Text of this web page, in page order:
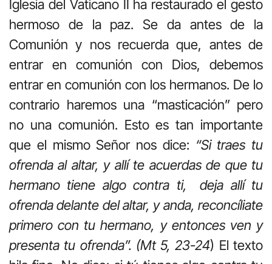
Iglesia del Vaticano II ha restaurado el gesto
hermoso de la paz. Se da antes de la
Comunión y nos recuerda que, antes de
entrar en comunión con Dios, debemos
entrar en comunión con los hermanos. De lo
contrario haremos una “masticación” pero
no una comunión. Esto es tan importante
que el mismo Señor nos dice: “Si traes tu
ofrenda al altar, y allí te acuerdas de que tu
hermano tiene algo contra ti,
deja allí tu
ofrenda delante del altar, y anda, reconcíliate
primero con tu hermano, y entonces ven y
presenta tu ofrenda”. (Mt 5, 23-24) El texto